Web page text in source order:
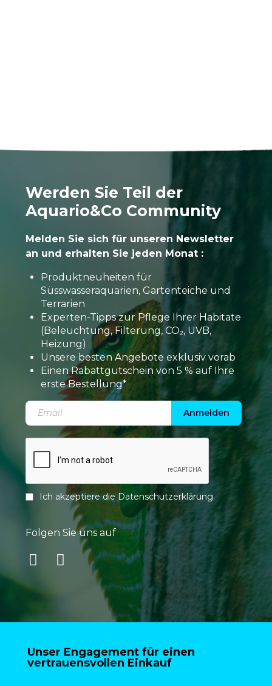
Werden Sie Teil der
Aquario&Co Community
Melden Sie sich für unseren Newsletter
an und erhalten Sie jeden Monat :
Produktneuheiten für
Süsswasseraquarien, Gartenteiche und
Terrarien
Experten-Tipps zur Pflege Ihrer Habitate
(Beleuchtung, Filterung, CO₂, UVB,
Heizung)
Unsere besten Angebote exklusiv vorab
Einen Rabattgutschein von 5 % auf Ihre
erste Bestellung*
Anmelden
Ich akzeptiere dieDatenschutzerklärung.
Folgen Sie uns auf
Unser Engagement für einen
vertrauensvollen Einkauf